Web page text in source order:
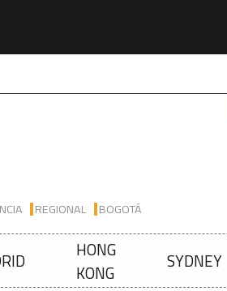
REGIONAL BOGOTÁ
HONG
KONG
SYDNEY